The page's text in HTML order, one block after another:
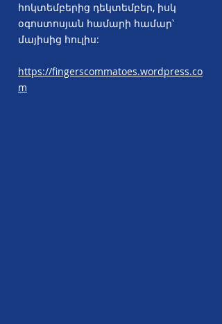
հոկտեմբերից դեկտեմբեր, իսկ
օգոստոսյան համարի համար՝
մայիսից հուլիս:
https://fingerscommatoes.wordpress.co
m